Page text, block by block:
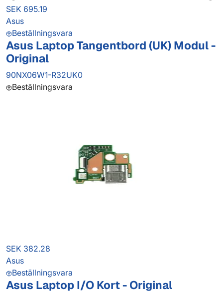
SEK 695.19
Asus
Beställningsvara
Asus Laptop Tangentbord (UK) Modul -
Original
90NX06W1-R32UK0
Beställningsvara
SEK 382.28
Asus
Beställningsvara
Asus Laptop I/O Kort - Original